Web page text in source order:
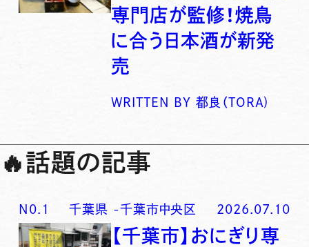
専門店が監修！焼鳥
に合う日本酒が新発
売
WRITTEN BY 都良（TORA)
🔥話題の記事
N0. 1 千葉県 -千葉市中央区 2026.07.10
【千葉市】おにぎり専